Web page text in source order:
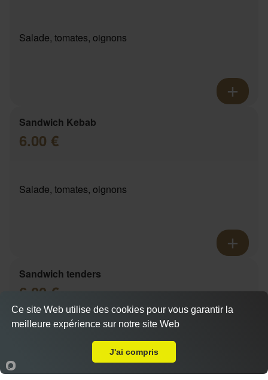
Salade, tomates, oignons
Sandwich Kebab
6.00 €
Salade, tomates, oignons
Sandwich tenders
6.00 €
Salade, tomates, oignons
Accueil Panier Compte
Actuellement fermé
Ce site Web utilise des cookies pour vous garantir la
meilleure expérience sur notre site Web
J'ai compris